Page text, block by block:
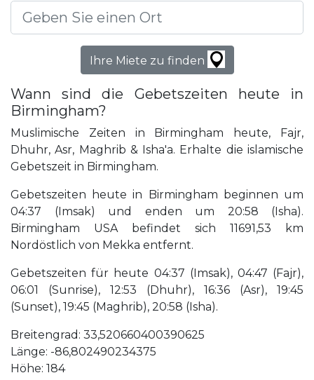
Ihre Miete zu finden
Wann sind die Gebetszeiten heute in
Birmingham?
Muslimische Zeiten in Birmingham heute, Fajr,
Dhuhr, Asr, Maghrib & Isha'a. Erhalte die islamische
Gebetszeit in Birmingham.
Gebetszeiten heute in Birmingham beginnen um
04:37 (Imsak) und enden um 20:58 (Isha).
Birmingham USA befindet sich 11691,53 km
Nordöstlich von Mekka entfernt.
Gebetszeiten für heute 04:37 (Imsak), 04:47 (Fajr),
06:01 (Sunrise), 12:53 (Dhuhr), 16:36 (Asr), 19:45
(Sunset), 19:45 (Maghrib), 20:58 (Isha).
Breitengrad: 33,520660400390625
Länge: -86,802490234375
Höhe: 184